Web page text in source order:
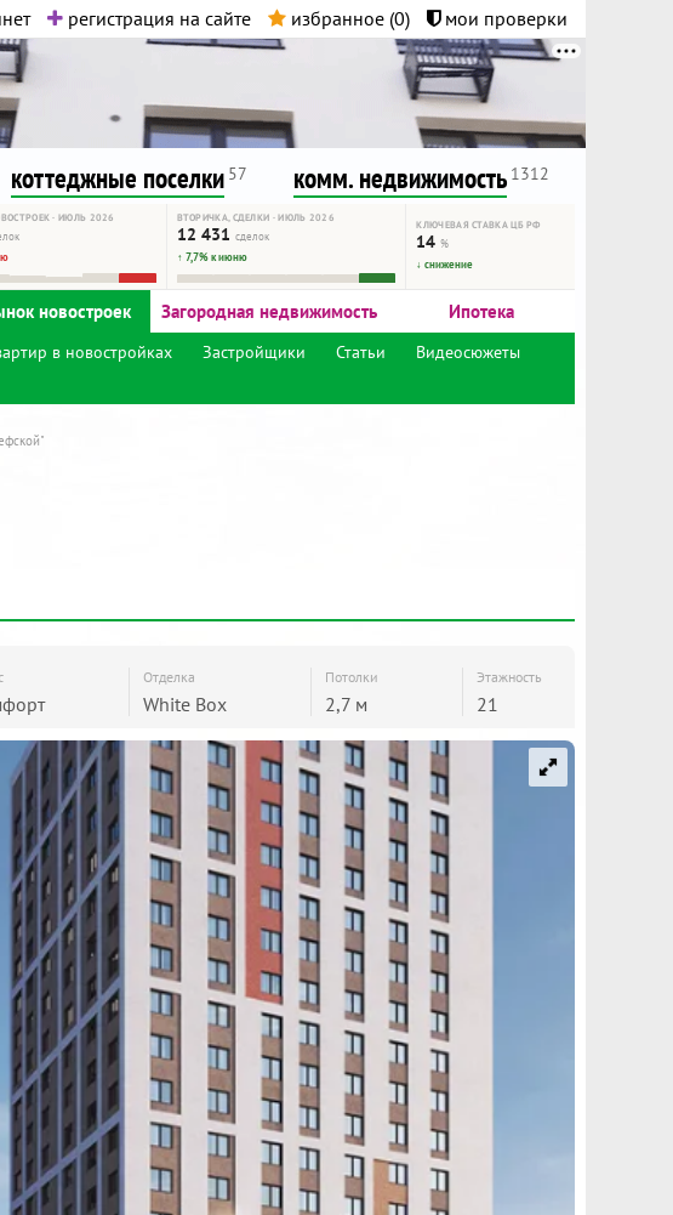
регистрация на сайте избранное (0) мои проверки
Удачи!
коттеджные поселки 57 комм. недвижимость 1312
· ИЮЛЬ 2026 ВТОРИЧКА, СДЕЛКИ · ИЮЛЬ 2026
12 431 сделок
↑ 7,7% к июню
КЛЮЧЕВАЯ СТАВКА ЦБ РФ
14%
↓ снижение
новостроек Загородная недвижимость Ипотека
в новостройках Застройщики Статьи
Видеосюжеты
Отделка
White Boх
Потолки
2,7 м
Этажность
21